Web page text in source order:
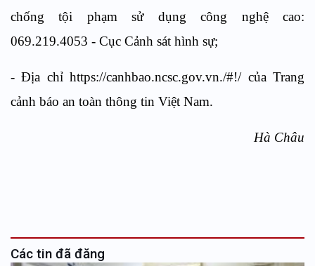
chống tội phạm sử dụng công nghệ cao:
069.219.4053 - Cục Cảnh sát hình sự;
- Địa chỉ https://canhbao.ncsc.gov.vn./#!/ của Trang
cảnh báo an toàn thông tin Việt Nam.
Hà Châu
Các tin đã đăng